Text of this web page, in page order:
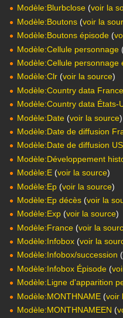
Modèle:Blurbclose (voir la
Modèle:Boutons (voir la
Modèle:Boutons épisode (
Modèle:Cellule personnage
Modèle:Cellule personnage
Modèle:Clr (voir la source)
Modèle:Country data France
Modèle:Country data États-
Modèle:Date (voir la source)
Modèle:Date de diffusion
Modèle:Date de diffusion
Modèle:Développement
Modèle:E (voir la source)
Modèle:Ep (voir la source)
Modèle:Ep décès (voir la
Modèle:Exp (voir la source)
Modèle:France (voir la
Modèle:Infobox (voir la
Modèle:Infobox/succession (
Modèle:Infobox Épisode (
Modèle:Ligne d'apparition
Modèle:MONTHNAME (voir
Modèle:MONTHNAMEEN (